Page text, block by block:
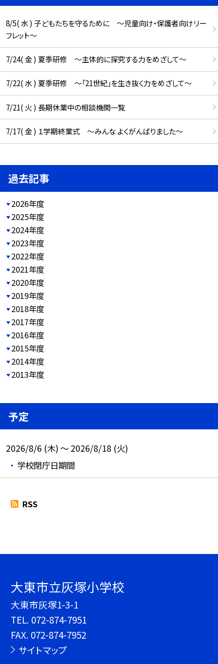
8/5( 水 ) 子どもたちを守るために ～児童向け・保護者向けリー
フレット～
7/24( 金 ) 夏季研修 ～主体的に探究する力をめざして～
7/22( 水 ) 夏季研修 ～「21世紀」を生き抜く力をめざして～
7/21( 火 ) 長期休業中の相談機関一覧
7/17( 金 ) １学期終業式 ～みんな よくがんばりました～
過去記事
2026年度
2025年度
2024年度
2023年度
2022年度
2021年度
2020年度
2019年度
2018年度
2017年度
2016年度
2015年度
2014年度
2013年度
予定
2026/8/6 (木) ～ 2026/8/18 (火)
学校閉庁日期間
RSS
大東市立灰塚小学校
大東市灰塚1-3-1
TEL. 072-874-7951
FAX. 072-874-7952
サイトマップ